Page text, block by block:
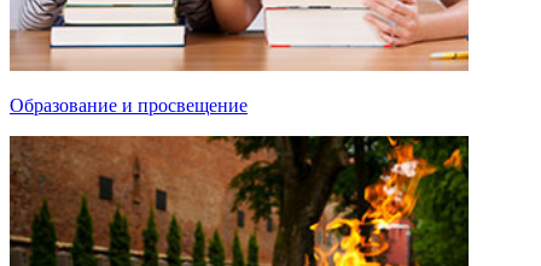
Образование и просвещение